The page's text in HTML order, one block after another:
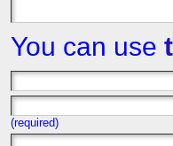
You can use
(required)